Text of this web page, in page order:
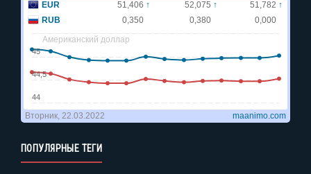
ПОПУЛЯРНЫЕ ТЕГИ